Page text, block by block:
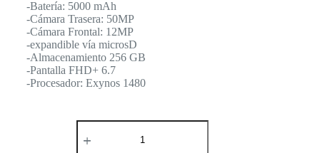
-Batería: 5000 mAh
-Cámara Trasera: 50MP
-Cámara Frontal: 12MP
-expandible vía microsD
-Almacenamiento 256 GB
-Pantalla FHD+ 6.7
-Procesador: Exynos 1480